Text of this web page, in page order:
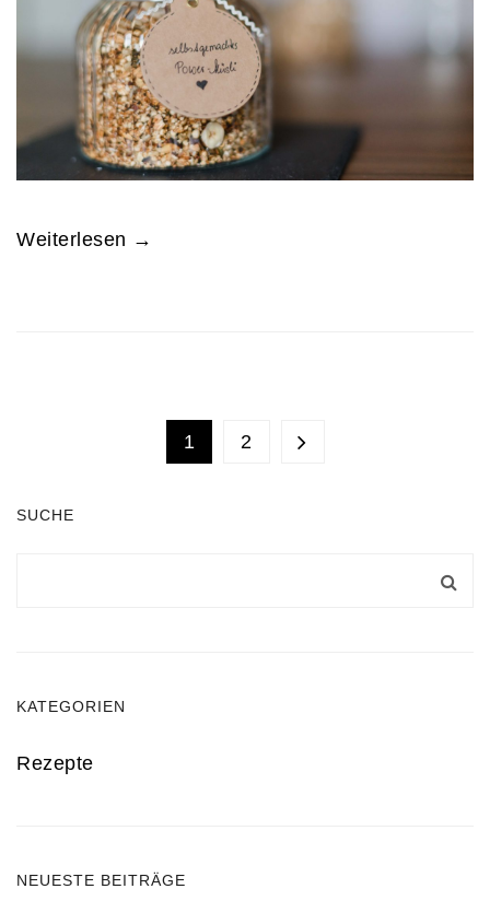
Weiterlesen →
1 2
SUCHE
KATEGORIEN
Rezepte
NEUESTE BEITRÄGE